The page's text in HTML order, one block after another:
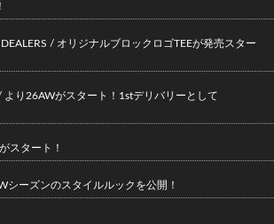
/ オリジナルブロックロゴTEEが発売スター
より26AWがスタート！1stデリバリーとして
スタート！
シーズンのスタイルルックを公開！